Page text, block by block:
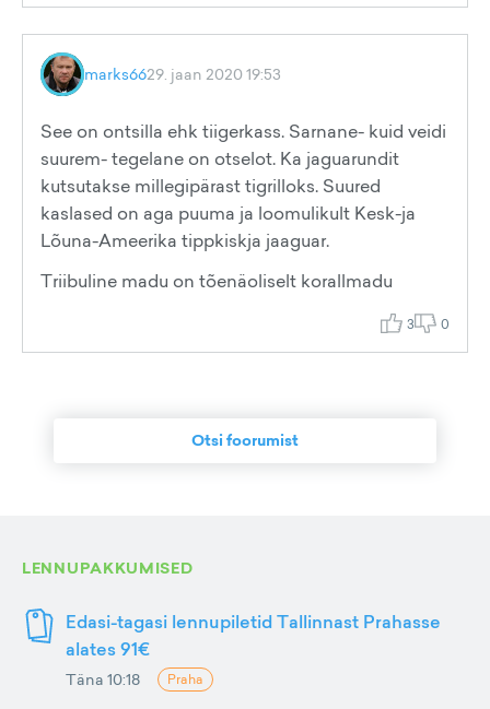
marks6629. jaan 2020 19:53
See on ontsilla ehk tiigerkass. Sarnane- kuid veidi
suurem- tegelane on otselot. Ka jaguarundit
kutsutakse millegipärast tigrilloks. Suured
kaslased on aga puuma ja loomulikult Kesk-ja
Lõuna-Ameerika tippkiskja jaaguar.
Triibuline madu on tõenäoliselt korallmadu
3 0
Otsi foorumist
LENNUPAKKUMISED
Edasi-tagasi lennupiletid Tallinnast Prahasse
alates 91€
Täna 10:18 Praha